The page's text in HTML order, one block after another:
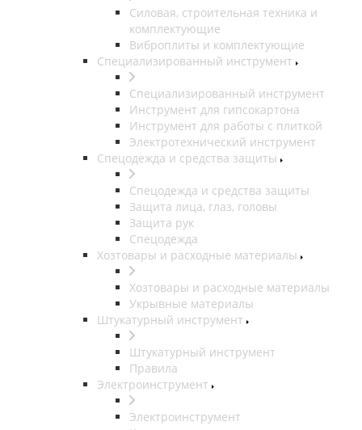
Силовая, строительная техника и
комплектующие
Виброплиты и комплектующие
Специализированный инструмент
Специализированный инструмент
Инструмент для гипсокартона
Инструмент для работы с плиткой
Электротехнический инструмент
Спецодежда и средства защиты
Спецодежда и средства защиты
Защита лица, глаз, головы
Защита рук
Спецодежда
Хозтовары и расходные материалы
Хозтовары и расходные материалы
Укрывные материалы
Штукатурный инструмент
Штукатурный инструмент
Правила
Электроинструмент
Электроинструмент